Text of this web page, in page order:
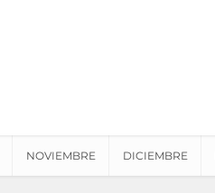
NOVIEMBRE DICIEMBRE